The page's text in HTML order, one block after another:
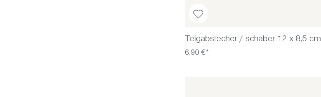
Teigabstecher /-schaber 12 x 8,5 cm
6,90 €*